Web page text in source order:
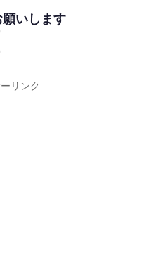
いします
リンク